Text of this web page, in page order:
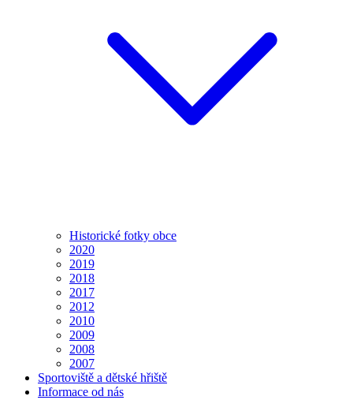
Historické fotky obce
2020
2019
2018
2017
2012
2010
2009
2008
2007
Sportoviště a dětské hřiště
Informace od nás